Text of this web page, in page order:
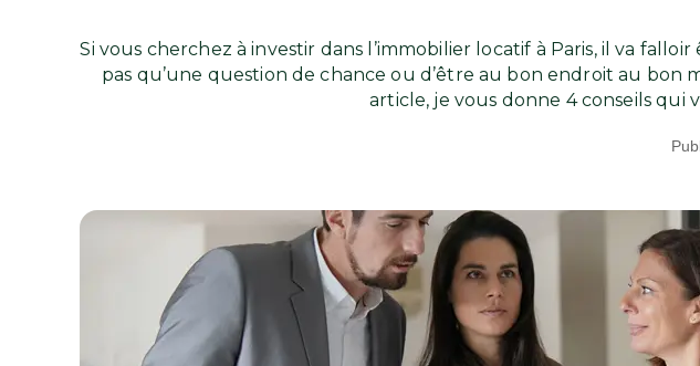
Si vous cherchez à investir dans l’immobilier locatif à Paris, il va
pas qu’une question de chance ou d’être au bon endroit au bon
article, je vous donne 4 conseils qui